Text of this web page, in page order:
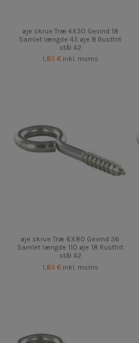
øje skrue Træ 4X30 Gevind 18
Samlet længde 45 øje 8 Rustfrit
stål A2
1,85 € inkl. moms
øje skrue Træ 6X80 Gevind 36
Samlet længde 110 øje 18 Rustfrit
stål A2
1,85 € inkl. moms